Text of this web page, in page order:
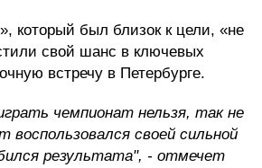
который был близок к цели, «не
свой шанс в ключевых
встречу в Петербурге.
чемпионат нельзя, так не
воспользовался своей сильной
результата", - отмечет